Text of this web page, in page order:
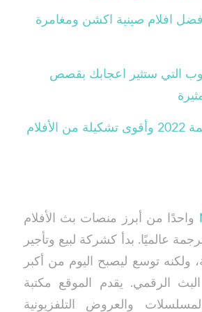
افلام صينية اكشن ومغامرة
التي ستثير اعجابك بقصص
افلام اجنبية مترجمة 2022 وأقوى تشكيلة من الأفلام
واحدًا من أبرز منصات بث الأفلام
عالميًا. بدأ كشركة لبيع وتأجير
ولكنه توسع ليصبح اليوم من أكبر
الرقمي. يقدم الموقع مكتبة
والعروض التلفزيونية